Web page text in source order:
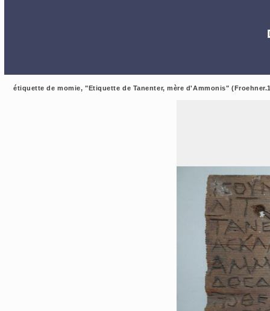
étiquette de momie, "Etiquette de Tanenter, mère d'Ammonis"